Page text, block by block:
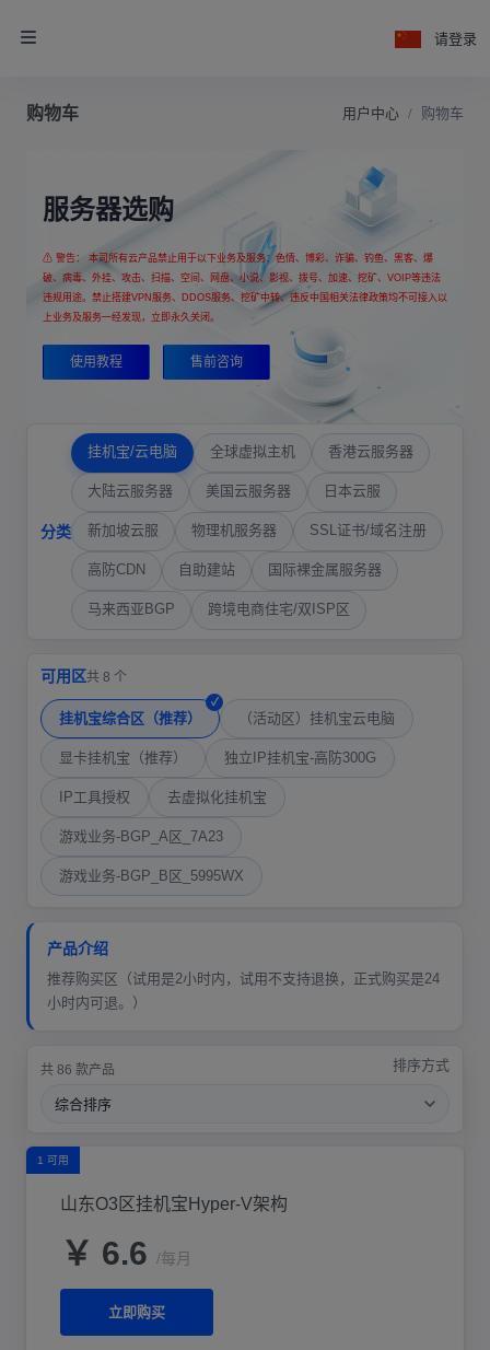
请登录
购物车 用户中心 购物车
服务器选购
⚠ 警告： 本司所有云产品禁止用于以下业务及服务：色情、博彩、诈骗、钓鱼、黑客、爆
破、病毒、外挂、攻击、扫描、空间、网盘、小说、影视、拨号、加速、挖矿、VOIP等违法
违规用途。禁止搭建VPN服务、DDOS服务、挖矿中转、违反中国相关法律政策均不可接入以
上业务及服务一经发现，立即永久关闭。
使用教程 售前咨询
分类
挂机宝/云电脑 全球虚拟主机 香港云服务器
大陆云服务器 美国云服务器 日本云服
新加坡云服 物理机服务器 SSL证书/域名注册
高防CDN 自助建站 国际裸金属服务器
马来西亚BGP 跨境电商住宅/双ISP区
可用区共 8 个
挂机宝综合区（推荐） （活动区）挂机宝云电脑
显卡挂机宝（推荐） 独立IP挂机宝-高防300G
IP工具授权 去虚拟化挂机宝
游戏业务-BGP_A区_7A23
游戏业务-BGP_B区_5995WX
产品介绍
推荐购买区（试用是2小时内，试用不支持退换，正式购买是24
小时内可退。）
共 86 款产品 排序方式
1 可用
山东O3区挂机宝Hyper-V架构
￥ 6.6 /每月
立即购买